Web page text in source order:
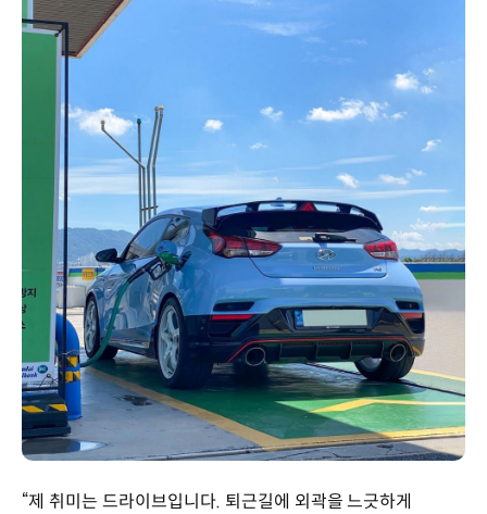
“제 취미는 드라이브입니다. 퇴근길에 외곽을 느긋하게